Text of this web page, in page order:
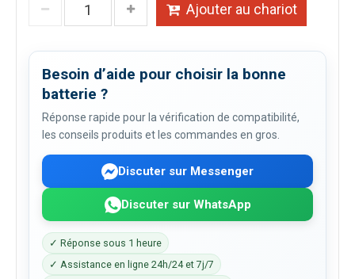
Ajouter au chariot
Besoin d’aide pour choisir la bonne
batterie ?
Réponse rapide pour la vérification de compatibilité,
les conseils produits et les commandes en gros.
Discuter sur Messenger
Discuter sur WhatsApp
✓ Réponse sous 1 heure
✓ Assistance en ligne 24h/24 et 7j/7